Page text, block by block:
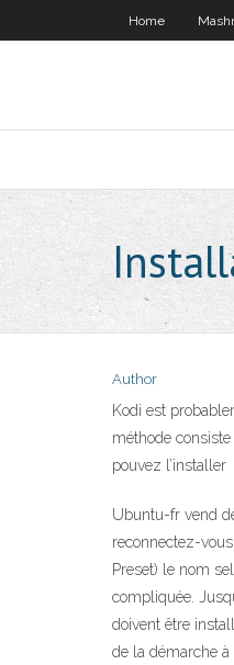
Home
Author
Kodi est
méthode
pouvez l’installer
Ubuntu-fr vend
reconnectez-
Preset) le nom
compliquée.
doivent être
de la démarche à